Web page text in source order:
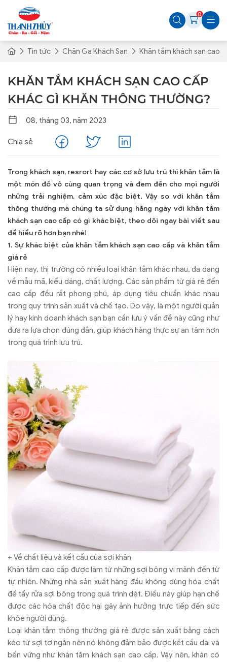
0
Tin tức Chăn Ga Khách Sạn Khăn tắm khách sạn cao
KHĂN TẮM KHÁCH SẠN CAO CẤP
KHÁC GÌ KHĂN THÔNG THƯỜNG?
08, tháng 03, năm 2023
Chia sẻ
Trong khách sạn, resrort hay các cơ sở lưu trú thì khăn tắm là
một món đồ vô cùng quan trọng và đem đến cho mọi người
những trải nghiệm, cảm xúc đặc biệt. Vậy so với khăn tắm
thông thường mà chúng ta sử dụng hằng ngày với khăn tắm
khách sạn cao cấp có gì khác biệt, theo dõi ngay bài viết sau
để hiểu rõ hơn bạn nhé!
1. Sự khác biệt của khăn tắm khách sạn cao cấp và khăn tắm
giá rẻ
Hiện nay, thị trường có nhiều loại khăn tắm khác nhau, đa dạng
về mẫu mã, kiểu dáng, chất lượng. Các sản phẩm từ giá rẻ đến
cao cấp đều rất phong phú, áp dụng tiêu chuẩn khác nhau
trong quy trình sản xuất và chế tạo. Do vậy, là một người quản
lý hay kinh doanh khách sạn bạn cần lưu ý vấn đề này cũng như
đưa ra lựa chọn đúng đắn, giúp khách hàng thực sự an tâm hơn
trong quá trình lưu trú.
+ Về chất liệu và kết cấu của sợi khăn
Khăn tắm cao cấp được làm từ những sợi bông vi mảnh đến từ
tự nhiên. Những nhà sản xuất hàng đầu không dùng hóa chất
để tẩy rửa sợi bông trong quá trình dệt. Điều này giúp hạn chế
được các hóa chất độc hại gây ảnh hưởng trực tiếp đến sức
khỏe người dùng.
Loại khăn tắm thông thường giá rẻ được sản xuất bằng cách
kéo từ sợi tơ ngắn nên nó không đảm bảo được kết cấu dài và
bền vững như khăn tắm khách sạn cao cấp. Vậy nên, khăn có